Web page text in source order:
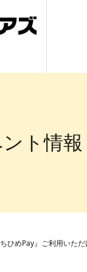
ト情報
ちひめPay』ご利用いた